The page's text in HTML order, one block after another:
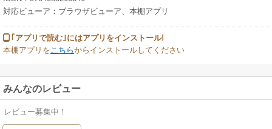
対応ビューア：ブラウザビューア、本棚アプリ
｢アプリで読む｣にはアプリをインストール!
本棚アプリをこちらからインストールしてください
みんなのレビュー
レビュー募集中！